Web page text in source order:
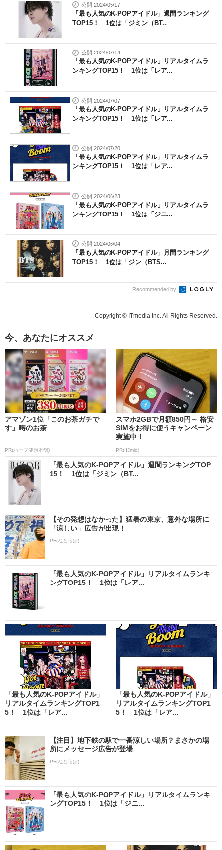
公開 2024/05/17
「最も人気のK-POPアイドル」週間ランキング
TOP15！ 1位は「ジミン（BT...
公開 2024/07/14
「最も人気のK-POPアイドル」リアルタイムラ
ンキングTOP15！ 1位は「レア...
公開 2024/07/07
「最も人気のK-POPアイドル」リアルタイムラ
ンキングTOP15！ 1位は「レア...
公開 2024/07/20
「最も人気のK-POPアイドル」リアルタイムラ
ンキングTOP15！ 1位は「レア...
公開 2024/06/23
「最も人気のK-POPアイドル」リアルタイムラ
ンキングTOP15！ 1位は「ジニ...
公開 2024/06/04
「最も人気のK-POPアイドル」月間ランキング
TOP15！ 1位は「ジン（BTS...
Recommended by
Copyright © ITmedia Inc. All Rights Reserved.
今、あなたにオススメ
アマゾン1位「このお茶ガチで
す」噂のお茶
PR(ハーブ健康本舗)
スマホ2GBで月額850円～ 格安
SIMをお得に使うキャンペーン
実施中！
PR(IIJmio)
「最も人気のK-POPアイドル」週間ランキングTOP
15！ 1位は「ジミン（BT...
【その発想はなかった】猛暑の東京、意外な場所に
「涼しい」広告が出現！
PR(ねとらぼ)
「最も人気のK-POPアイドル」リアルタイムランキ
ングTOP15！ 1位は「レア...
「最も人気のK-POPアイドル」
リアルタイムランキングTOP1
5！ 1位は「レア...
「最も人気のK-POPアイドル」
リアルタイムランキングTOP1
5！ 1位は「レア...
【注目】地下鉄の駅で一番涼しい場所？まさかの場
所にメッセージ広告が登場
PR(ねとらぼ)
「最も人気のK-POPアイドル」リアルタイムランキ
ングTOP15！ 1位は「ジニ...